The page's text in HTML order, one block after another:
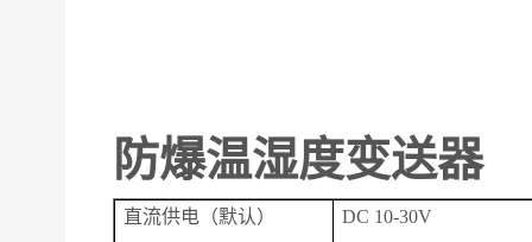
防爆温湿度变送器
直流供电（默认） DC 10-30V